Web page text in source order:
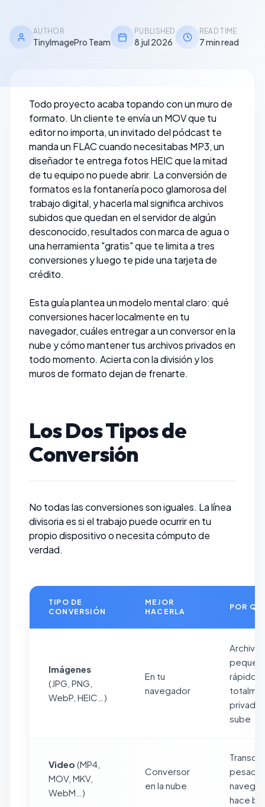
AUTHOR
TinyImagePro Team
PUBLISHED
8 jul 2026
READ TIME
7 min read
Todo proyecto acaba topando con un muro de
formato. Un cliente te envía un MOV que tu
editor no importa, un invitado del pódcast te
manda un FLAC cuando necesitabas MP3, un
diseñador te entrega fotos HEIC que la mitad
de tu equipo no puede abrir. La conversión de
formatos es la fontanería poco glamorosa del
trabajo digital, y hacerla mal significa archivos
subidos que quedan en el servidor de algún
desconocido, resultados con marca de agua o
una herramienta "gratis" que te limita a tres
conversiones y luego te pide una tarjeta de
crédito.
Esta guía plantea un modelo mental claro: qué
conversiones hacer localmente en tu
navegador, cuáles entregar a un conversor en la
nube y cómo mantener tus archivos privados en
todo momento. Acierta con la división y los
muros de formato dejan de frenarte.
Los Dos Tipos de
Conversión
No todas las conversiones son iguales. La línea
divisoria es si el trabajo puede ocurrir en tu
propio dispositivo o necesita cómputo de
verdad.
TIPO DE
CONVERSIÓN
MEJOR
HACERLA
POR
Imágenes
(JPG, PNG,
WebP, HEIC…)
En tu
navegador
Archivos
rápidos,
sube
Video (MP4,
MOV, MKV,
WebM…)
Conversor
en la nube
pesada
hace